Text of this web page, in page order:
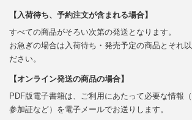
【入荷待ち、予約注文が含まれる場合】
すべての商品がそろい次第の発送となります。
お急ぎの場合は入荷待ち・発売予定の商品とそれ
ださい。
【オンライン発送の商品の場合】
PDF版電子書籍は、ご利用にあたって必要な情報（
参加証など）を電子メールでお送りします。